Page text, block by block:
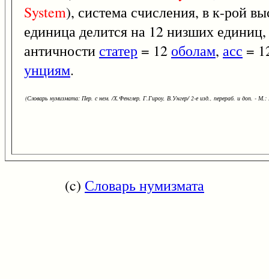
System), система счисления, в к-рой
единица делится на 12 низших
античности статер = 12 оболам, асс =
унциям.
(Словарь нумизмата: Пер. с нем. /Х.Фенглер, Г.Гироу, В.Унгер/ 2-е изд., перераб. и доп. - М.:
(c) Словарь нумизмата